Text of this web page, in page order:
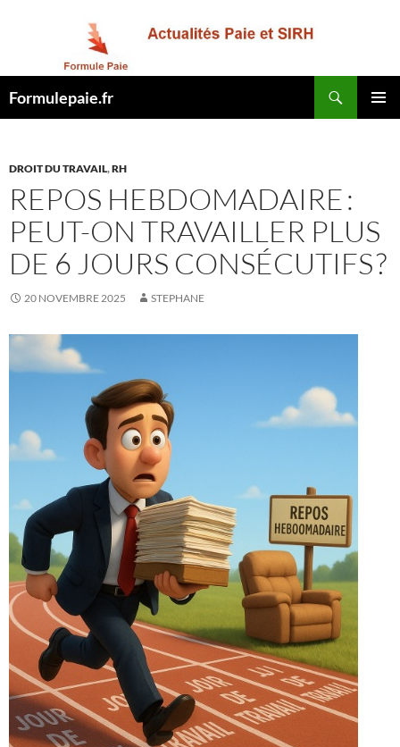
Formulepaie.fr
DROIT DU TRAVAIL,RH
REPOS HEBDOMADAIRE :
PEUT-ON TRAVAILLER PLUS
DE 6 JOURS CONSÉCUTIFS ?
20 NOVEMBRE 2025 STEPHANE